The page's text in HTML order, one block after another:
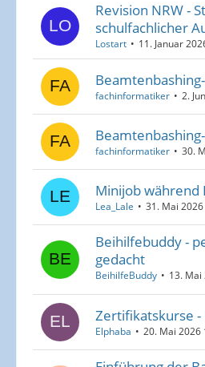
Revision NRW -
schulfachlicher
Lostart 11. Januar
fachinformatiker 2.
fachinformatiker 30.
Minijob während
Lea_Lale 31. Mai
Beihilfebuddy -
gedacht
BeihilfeBuddy 13. Mai
Zertifikatskurse -
Elphaba 20. Mai 2026